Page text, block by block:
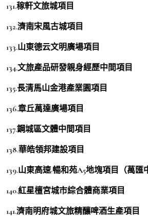
131.稼軒文旅城項目
132.濟南宋風古城項目
133.山東德云文明廣場項目
134.文旅產品研發親身經歷中間項目
135.長清馬山金港產業園項目
136.章丘萬達廣場項目
137.鋼城區文體中間項目
138.華皓領邦建設項目
139.山東高速·暢和苑A5地塊項目（萬匯
140.紅星檀宮城市綜合體商業項目
141.濟南明府城文旅精釀啤酒生產項目